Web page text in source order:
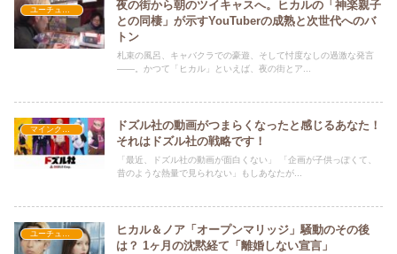
夜の街から朝のツイキャスへ。ヒカルの「神楽親子
との同棲」が示すYouTuberの成熟と次世代へのバ
トン
札束の風呂、キャバクラでの豪遊、そして忖度なしの過激な発言
——。かつて「ヒカル」といえば、夜の街とア...
マインクラフト
ドズル社の動画がつまらくなったと感じるあなた！
それはドズル社の戦略です！
「最近、ドズル社の動画が面白くない」 「企画が子供っぽくて、
昔のような熱量で見られない」もしあなたが...
ユーチューバー
ヒカル＆ノア「オープンマリッジ」騒動のその後
は？ 1ヶ月の沈黙経て「離婚しない宣言」